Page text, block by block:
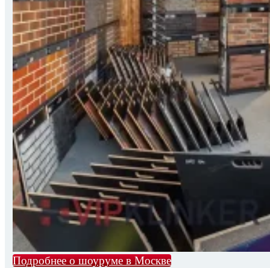
Подробнее о шоуруме в Москве